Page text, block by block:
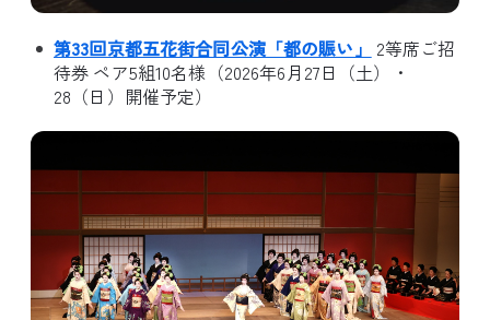
第33回京都五花街合同公演「都の賑い」 2等席ご招
待券 ペア5組10名様（2026年6月27日（土）・
28（日）開催予定）